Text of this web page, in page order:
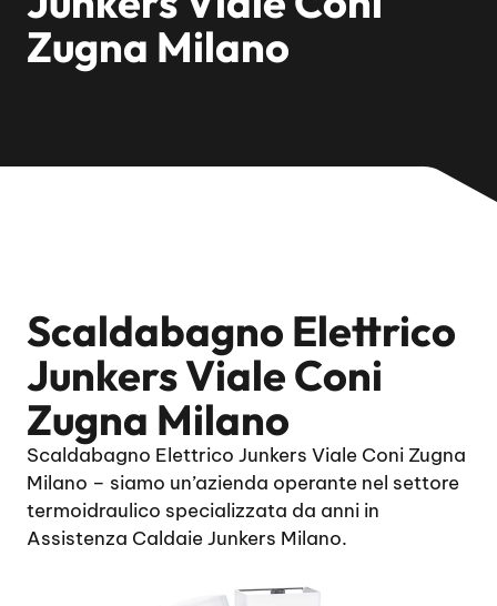
Zugna Milano
Scaldabagno Elettrico
Junkers Viale Coni
Zugna Milano
Scaldabagno Elettrico Junkers Viale Coni Zugna
Milano – siamo un’azienda operante nel settore
termoidraulico specializzata da anni in
Assistenza Caldaie Junkers Milano.